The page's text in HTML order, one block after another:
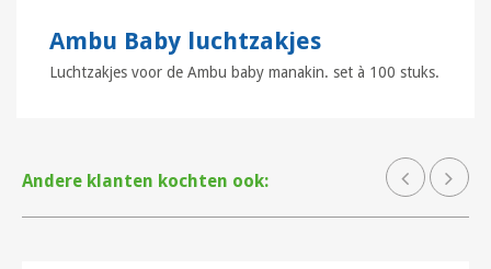
Ambu Baby luchtzakjes
Luchtzakjes voor de Ambu baby manakin. set à 100 stuks.
Andere klanten kochten ook: